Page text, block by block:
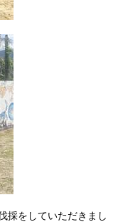
採をしていただきまし